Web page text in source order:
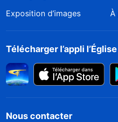
Exposition d’images
À
Télécharger l’appli
Nous contacter